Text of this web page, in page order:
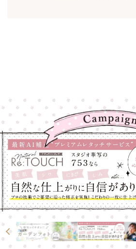
高崎店
大宮店
高崎店
大宮店